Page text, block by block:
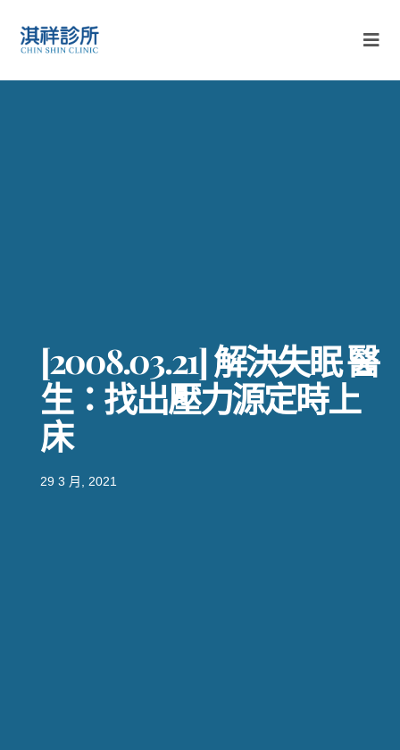
[2008.03.21] 解決失眠 醫
生：找出壓力源定時上
床
29 3 月, 2021